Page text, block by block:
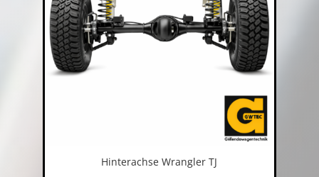
Hinterachse Wrangler TJ